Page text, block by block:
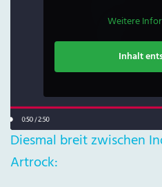
Weitere
Inhalt
Diesmal breit zwischen
Artrock: